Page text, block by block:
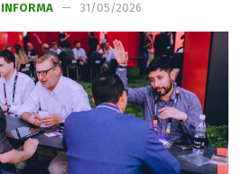
INFORMA 31/05/2026